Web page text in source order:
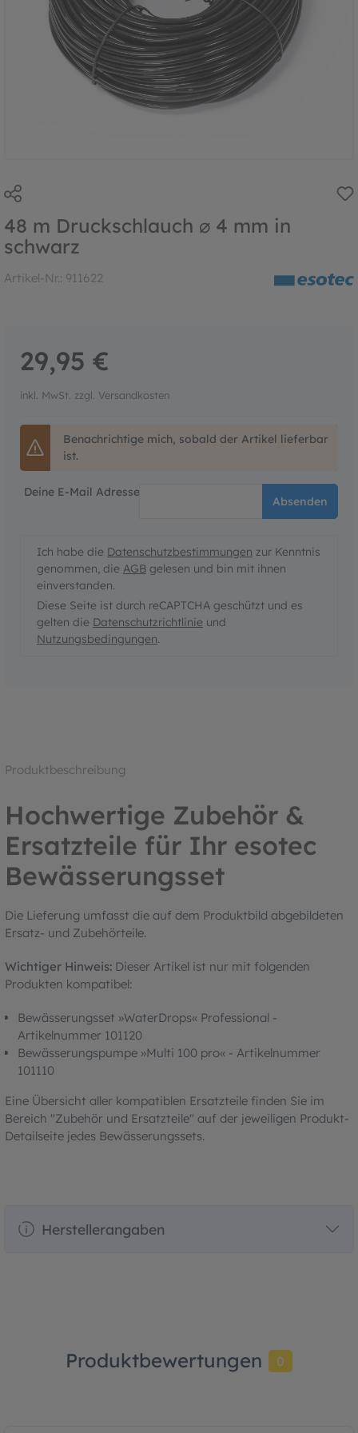
48 m Druckschlauch ⌀ 4 mm in
schwarz
Artikel-Nr.: 911622
29,95 €
inkl. MwSt. zzgl. Versandkosten
Benachrichtige mich, sobald der Artikel lieferbar
ist.
Diese Seite ist durch reCAPTCHA geschützt und es
gelten die Datenschutzrichtlinie und
Nutzungsbedingungen.
Ich habe die Datenschutzbestimmungen zur Kenntnis
genommen, die AGB gelesen und bin mit ihnen
einverstanden.
Deine E-Mail Adresse
Absenden
Produktbeschreibung
Hochwertige Zubehör &
Ersatzteile für Ihr esotec
Bewässerungsset
Die Lieferung umfasst die auf dem Produktbild abgebildeten
Ersatz- und Zubehörteile.
Wichtiger Hinweis: Dieser Artikel ist nur mit folgenden
Produkten kompatibel:
Bewässerungsset »WaterDrops« Professional -
Artikelnummer 101120
Bewässerungspumpe »Multi 100 pro« - Artikelnummer
101110
Eine Übersicht aller kompatiblen Ersatzteile finden Sie im
Bereich "Zubehör und Ersatzteile" auf der jeweiligen Produkt-
Detailseite jedes Bewässerungssets.
Herstellerangaben
Produktbewertungen 0